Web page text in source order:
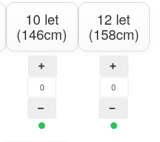
10 let
(146cm)
12 let
(158cm)